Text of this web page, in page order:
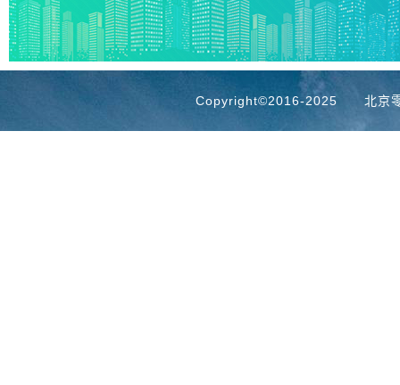
Copyright©2016-2025 北京